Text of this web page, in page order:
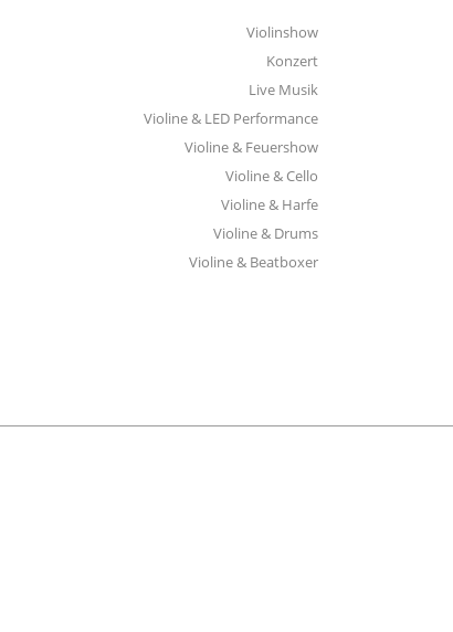
Violinshow
Konzert
Live Musik
Violine & LED Performance
Violine & Feuershow
Violine & Cello
Violine & Harfe
Violine & Drums
Violine & Beatboxer